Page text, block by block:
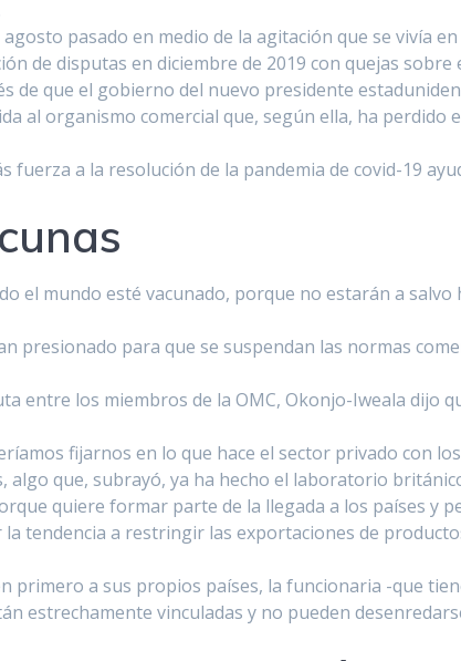
pasado en medio de la agitación que se viví­a
de disputas en diciembre de 2019 con quejas sobre
de que el gobierno del nuevo presidente
al organismo comercial que, según ella, ha perdido
fuerza a la resolución de la pandemia de covid-19
el mundo esté vacunado, porque no estarán a
presionado para que se suspendan las normas
entre los miembros de la OMC, Okonjo-Iweala dijo
fijarnos en lo que hace el sector privado con
algo que, subrayó, ya ha hecho el laboratorio
quiere formar parte de la llegada a los paí­ses y
tendencia a restringir las exportaciones de
primero a sus propios paí­ses, la funcionaria -que
estrechamente vinculadas y no pueden